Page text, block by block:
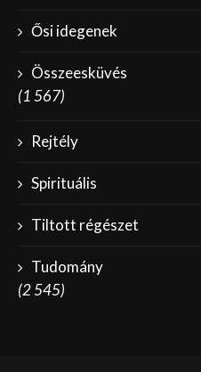
Ősi idegenek
Összeesküvés
(1 567)
Rejtély
Spirituális
Tiltott régészet
Tudomány
(2 545)